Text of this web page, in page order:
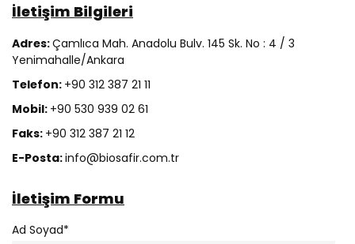
İletişim Bilgileri
Adres:Çamlıca Mah. Anadolu Bulv. 145 Sk. No : 4 / 3
Yenimahalle/Ankara
Telefon: +90 312 387 21 11
Mobil: +90 530 939 02 61
Faks: +90 312 387 21 12
E-Posta:info@biosafir.com.tr
İletişim Formu
Ad Soyad*